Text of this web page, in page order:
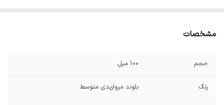
مشخصات
حجم 100 میل
رنگ بلوند مرواریدی متوسط